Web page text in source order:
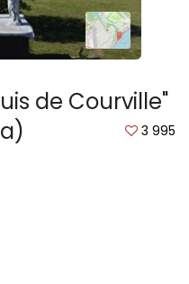
de Courville"
3 995